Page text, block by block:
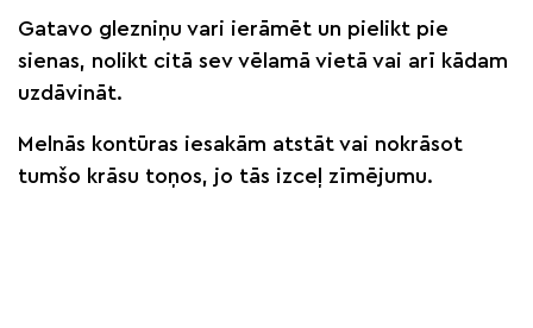
Gatavo glezniņu vari ierāmēt un pielikt pie
sienas, nolikt citā sev vēlamā vietā vai arī kādam
uzdāvināt.
Melnās kontūras iesakām atstāt vai nokrāsot
tumšo krāsu toņos, jo tās izceļ zīmējumu.